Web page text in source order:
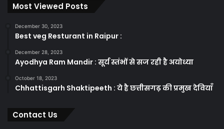
Most Viewed Posts
December 30, 2023
Best veg Resturant in Raipur :
December 28, 2023
Ayodhya Ram Mandir : सूर्य स्तंभों से सज रही है अयोध्या
October 18, 2023
Chhattisgarh Shaktipeeth : ये है छत्तीसगढ़ की प्रमुख देवियाँ
Contact Us